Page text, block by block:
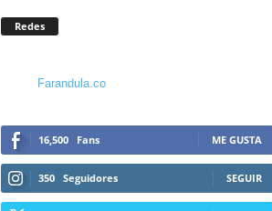
Redes
Farandula.co
16,500 Fans ME GUSTA
350 Seguidores SEGUIR